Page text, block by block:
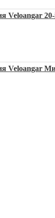
Veloangar
Veloangar